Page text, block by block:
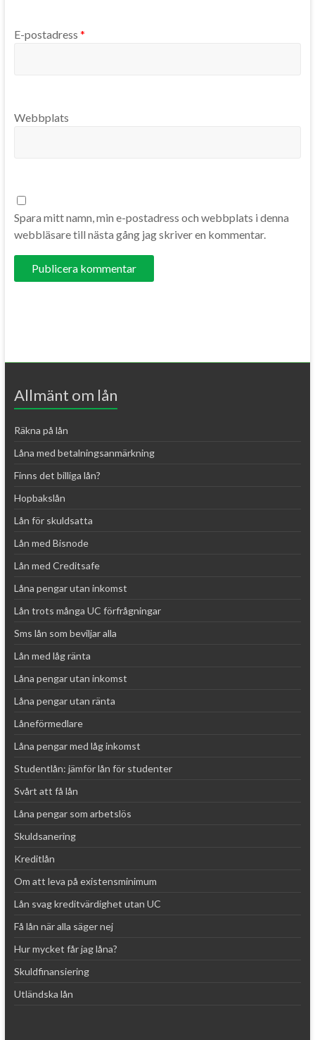
E-postadress *
Webbplats
Spara mitt namn, min e-postadress och webbplats i denna
webbläsare till nästa gång jag skriver en kommentar.
r
n
a
i
v
e
Allmänt om lån
Räkna på lån
Låna med betalningsanmärkning
Finns det billiga lån?
Hopbakslån
Lån för skuldsatta
Lån med Bisnode
Lån med Creditsafe
Låna pengar utan inkomst
Lån trots många UC förfrågningar
Sms lån som beviljar alla
Lån med låg ränta
Låna pengar utan inkomst
Låna pengar utan ränta
Låneförmedlare
Låna pengar med låg inkomst
Studentlån: jämför lån för studenter
Svårt att få lån
Låna pengar som arbetslös
Skuldsanering
Kreditlån
Om att leva på existensminimum
Lån svag kreditvärdighet utan UC
Få lån när alla säger nej
Hur mycket får jag låna?
Skuldfinansiering
Utländska lån